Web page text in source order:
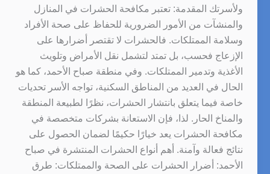
ولأسرتك المقدمة: تعتبر مكافحة الحشرات في المنازل
والمنشآت من الأمور الضرورية للحفاظ على صحة الأفراد
وسلامة الممتلكات. فالحشرات لا تقتصر أضرارها على
الإزعاج فحسب، بل تمتد لتشمل نقل الأمراض وتلويث
الأغذية وتدمير الممتلكات. وفي منطقة صباح الأحمد، كما هو
الحال في العديد من المناطق السكنية، تواجه الأسر تحديات
خاصة فيما يتعلق بانتشار الحشرات، نظرًا لطبيعة المنطقة
والمناخ الحار. لذا، فإن الاستعانة بشركات متخصصة في
مكافحة الحشرات يعد خيارًا حكيمًا لضمان الحصول على
نتائج فعالة وآمنة. أهم أنواع الحشرات المنتشرة في صباح
الأحمد: أضرار الحشرات على الصحة والممتلكات: طرق